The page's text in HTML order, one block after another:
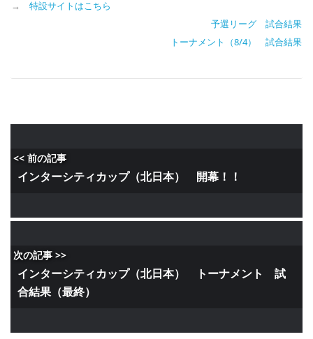
→ 特設サイトはこちら
予選リーグ 試合結果
トーナメント（8/4） 試合結果
<< 前の記事
インターシティカップ（北日本） 開幕！！
次の記事 >>
インターシティカップ（北日本） トーナメント 試
合結果（最終）